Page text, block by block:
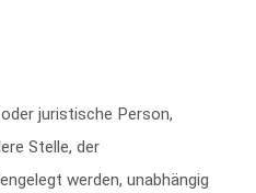
juristische Person,
Stelle, der
werden, unabhängig